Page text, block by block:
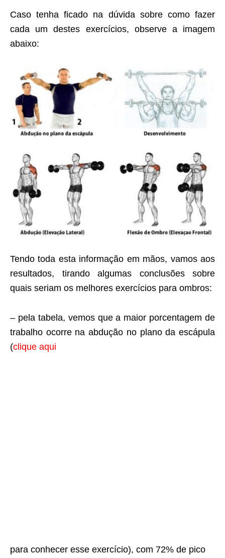
Caso tenha ficado na dúvida sobre como fazer
cada um destes exercícios, observe a imagem
abaixo:
Tendo toda esta informação em mãos, vamos aos
resultados, tirando algumas conclusões sobre
quais seriam os melhores exercícios para ombros:
– pela tabela, vemos que a maior porcentagem de
trabalho ocorre na abdução no plano da escápula
(clique aqui
para conhecer esse exercício), com 72% de pico